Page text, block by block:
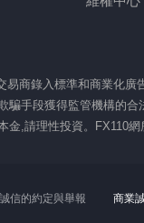
易商錄入標準和商業化
騙手段獲得監管機構的
金,請理性投資。FX110
信的約定與舉報 商業